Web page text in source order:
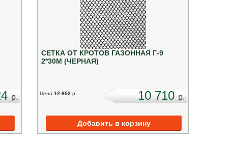
p.
СЕТКА ОТ КРОТОВ ГАЗОННАЯ Г-9
2*30М (ЧЕРНАЯ)
Цена 12 852 p. 10 710p.